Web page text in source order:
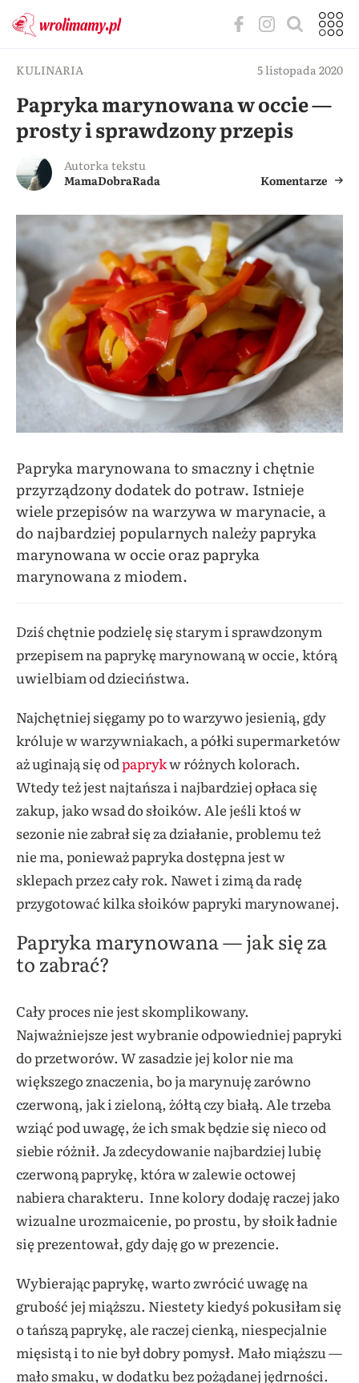
KULINARIA 5 listopada 2020
Papryka marynowana w occie —
prosty i sprawdzony przepis
Autorka tekstu
MamaDobraRada
Komentarze
Papryka marynowana to smaczny i chętnie
przyrządzony dodatek do potraw. Istnieje
wiele przepisów na warzywa w marynacie, a
do najbardziej popularnych należy papryka
marynowana w occie oraz papryka
marynowana z miodem.
Dziś chętnie podzielę się starym i sprawdzonym
przepisem na paprykę marynowaną w occie, którą
uwielbiam od dzieciństwa.
Najchętniej sięgamypo to warzywo jesienią, gdy
króluje w warzywniakach, a półki supermarketów
aż uginają się odpaprykw różnych kolorach.
Wtedy też jest najtańsza i najbardziej opłaca się
zakup, jako wsad do słoików. Ale jeśli ktośw
sezonie nie zabrał się za działanie, problemu też
nie ma, ponieważ papryka dostępna jest w
sklepach przez cały rok. Nawet i zimą da radę
przygotować kilka słoików papryki marynowanej.
Papryka marynowana — jak się za
to zabrać?
Cały proces nie jest skomplikowany.
Najważniejsze jest wybranie odpowiedniej papryki
do przetworów. W zasadzie jej kolor nie ma
większego znaczenia, bo ja marynuję zarówno
czerwoną, jak i zieloną, żółtą czy białą. Ale trzeba
wziąć pod uwagę, że ich smak będzie się nieco od
siebie różnił. Ja zdecydowanie najbardziej lubię
czerwoną paprykę, która w zalewie octowej
nabiera charakteru. Inne kolory dodaję raczej jako
wizualne urozmaicenie, po prostu, by słoik ładnie
się prezentował, gdy daję go w prezencie.
Wybierając paprykę, warto zwrócić uwagę na
grubość jej miąższu. Niestety kiedyś pokusiłam się
o tańszą paprykę, ale raczej cienką, niespecjalnie
mięsistą i to nie był dobry pomysł. Mało miąższu —
mało smaku, w dodatku bez pożądanej jędrności.